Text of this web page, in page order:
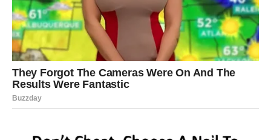
VAGA
Vage danas stoje na raskrsnici. Ovo je dan odluke koji ne
možeš odložiti.
Ako si balansirao između dve opcije – danas dolazi
trenutak kada moraš izabrati.